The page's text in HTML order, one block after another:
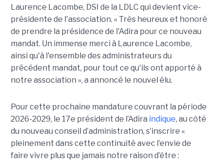
Laurence Lacombe, DSI de la LDLC qui devient vice-
présidente de l'association. « Très heureux et honoré
de prendre la présidence de l'Adira pour ce nouveau
mandat. Un immense merci à Laurence Lacombe,
ainsi qu'à l'ensemble des administrateurs du
précédent mandat, pour tout ce qu'ils ont apporté à
notre association », a annoncé le nouvel élu.
Pour cette prochaine mandature couvrant la période
2026-2029, le 17e président de l’Adira indique, au côté
du nouveau conseil d’administration, s’inscrire «
pleinement dans cette continuité avec l’envie de
faire vivre plus que jamais notre raison d’être :